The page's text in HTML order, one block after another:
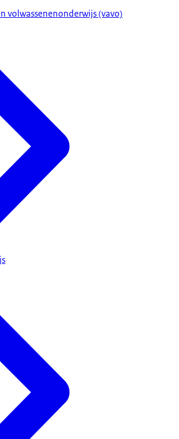
volwassenenonderwijs (vavo)